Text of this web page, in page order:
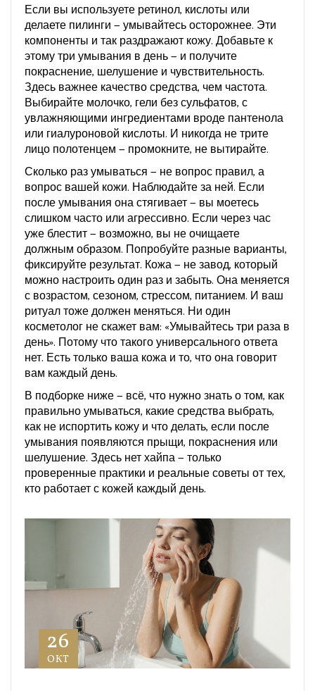
Если вы используете ретинол, кислоты или
делаете пилинги — умывайтесь осторожнее. Эти
компоненты и так раздражают кожу. Добавьте к
этому три умывания в день — и получите
покраснение, шелушение и чувствительность.
Здесь важнее качество средства, чем частота.
Выбирайте молочко, гели без сульфатов, с
увлажняющими ингредиентами вроде пантенола
или гиалуроновой кислоты. И никогда не трите
лицо полотенцем — промокните, не вытирайте.
Сколько раз умываться — не вопрос правил, а
вопрос вашей кожи. Наблюдайте за ней. Если
после умывания она стягивает — вы моетесь
слишком часто или агрессивно. Если через час
уже блестит — возможно, вы не очищаете
должным образом. Попробуйте разные варианты,
фиксируйте результат. Кожа — не завод, который
можно настроить один раз и забыть. Она меняется
с возрастом, сезоном, стрессом, питанием. И ваш
ритуал тоже должен меняться. Ни один
косметолог не скажет вам: «Умывайтесь три раза в
день». Потому что такого универсального ответа
нет. Есть только ваша кожа и то, что она говорит
вам каждый день.
В подборке ниже — всё, что нужно знать о том, как
правильно умываться, какие средства выбрать,
как не испортить кожу и что делать, если после
умывания появляются прыщи, покраснения или
шелушение. Здесь нет хайпа — только
проверенные практики и реальные советы от тех,
кто работает с кожей каждый день.
26
ОКТ